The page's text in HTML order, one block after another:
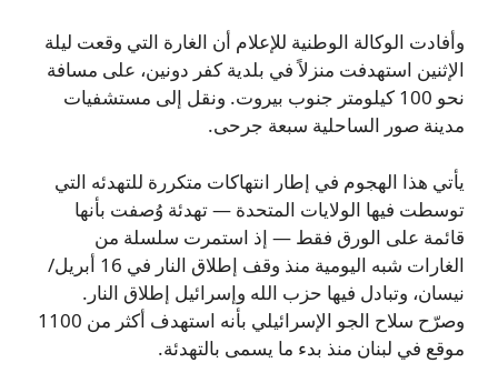
وأفادت الوكالة الوطنية للإعلام أن الغارة التي وقعت ليلة
الإثنين استهدفت منزلاً في بلدية كفر دونين، على مسافة
نحو 100 كيلومتر جنوب بيروت. ونقل إلى مستشفيات
مدينة صور الساحلية سبعة جرحى.
يأتي هذا الهجوم في إطار انتهاكات متكررة للتهدئه التي
توسطت فيها الولايات المتحدة — تهدئة وُصفت بأنها
قائمة على الورق فقط — إذ استمرت سلسلة من
الغارات شبه اليومية منذ وقف إطلاق النار في 16 أبريل/
نيسان، وتبادل فيها حزب الله وإسرائيل إطلاق النار.
وصرّح سلاح الجو الإسرائيلي بأنه استهدف أكثر من 1100
موقع في لبنان منذ بدء ما يسمى بالتهدئة.